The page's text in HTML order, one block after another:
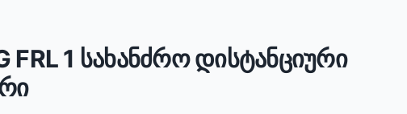
FRL 1 სახანძრო დისტანციური